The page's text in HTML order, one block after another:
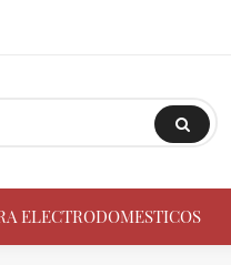
ELECTRODOMESTICOS